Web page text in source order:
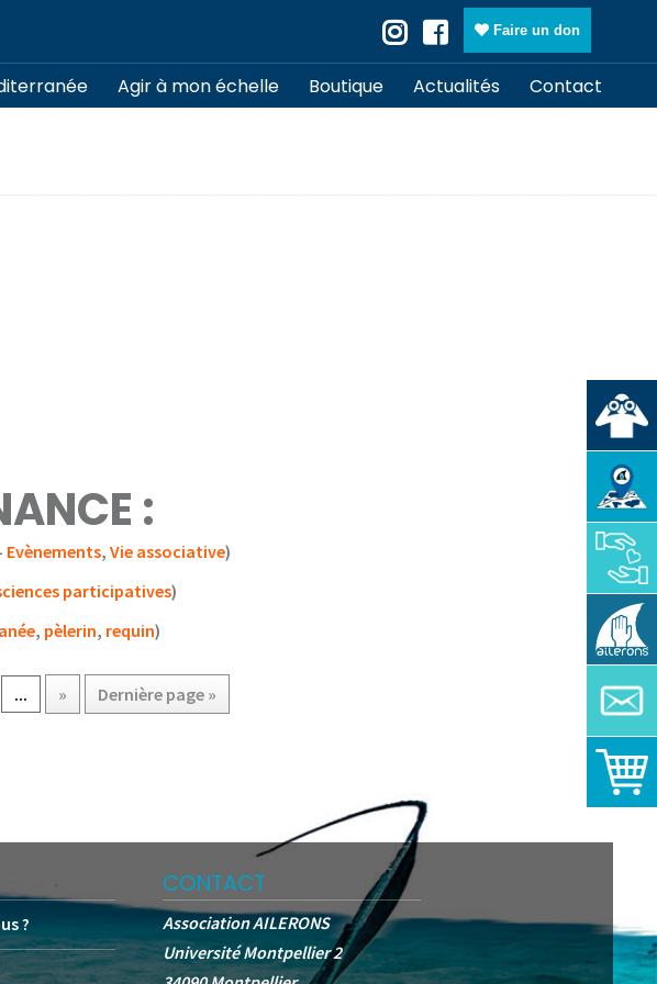
Faire un don
Agir à mon échelle Boutique Actualités Contact
:
Evènements,Vie associative)
participatives)
, pèlerin, requin)
... » Dernière page »
?
CONTACT
Association AILERONS
Université Montpellier 2